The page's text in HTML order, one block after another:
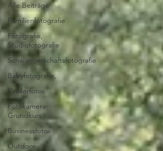
Alle Beiträge
Familienfotografie
Fotografie,
Studiofotografie
Schwangerschaftsfotografie
Babyfotografie,
Kinderfotos
Fotokamera-
Grundkurs
Businessfotos
Outdoor